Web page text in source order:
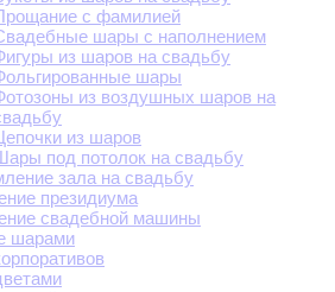
с фамилией
шары с наполнением
из шаров на свадьбу
шары
из воздушных шаров на
из шаров
под потолок на свадьбу
зала на свадьбу
президиума
свадебной машины
шарами